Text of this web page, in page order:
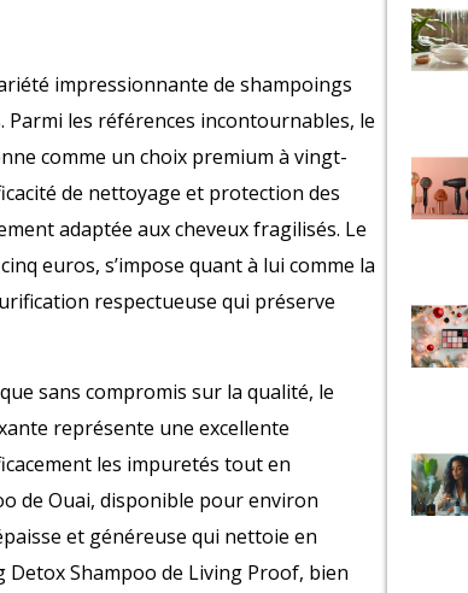
impressionnante de shampoings
les références incontournables, le
comme un choix premium à vingt-
de nettoyage et protection des
adaptée aux cheveux fragilisés. Le
euros, s’impose quant à lui comme la
respectueuse qui préserve
sans compromis sur la qualité, le
représente une excellente
les impuretés tout en
de Ouai, disponible pour environ
et généreuse qui nettoie en
Shampoo de Living Proof, bien